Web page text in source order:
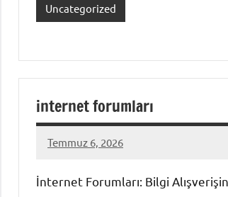
Uncategorized
internet forumları
Temmuz 6, 2026
admin
Yorum
İnternet Forumları: Bilgi